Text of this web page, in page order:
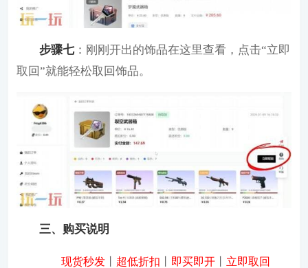
步骤七：刚刚开出的饰品在这里查看，点击“立即
取回”就能轻松取回饰品。
三、购买说明
现货秒发丨 超低折扣 即买即开丨 立即取回